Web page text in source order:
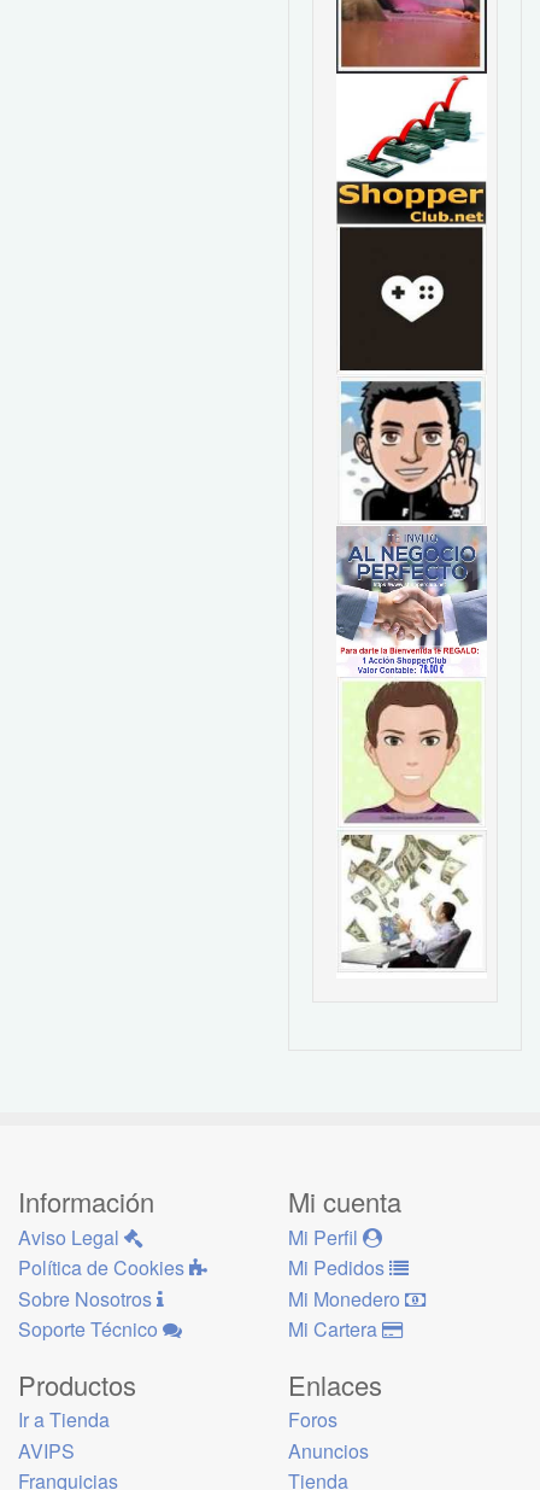
Información
Aviso Legal
Política de Cookies
Sobre Nosotros
Soporte Técnico
Mi cuenta
Mi Perfil
Mi Pedidos
Mi Monedero
Mi Cartera
Productos
Ir a Tienda
AVIPS
Franquicias
Enlaces
Foros
Anuncios
Tienda